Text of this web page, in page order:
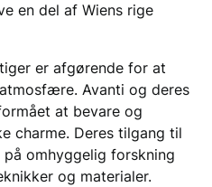
en del af Wiens rige
er afgørende for at
Avanti og deres
at bevare og
charme. Deres tilgang til
omhyggelig forskning
og materialer.